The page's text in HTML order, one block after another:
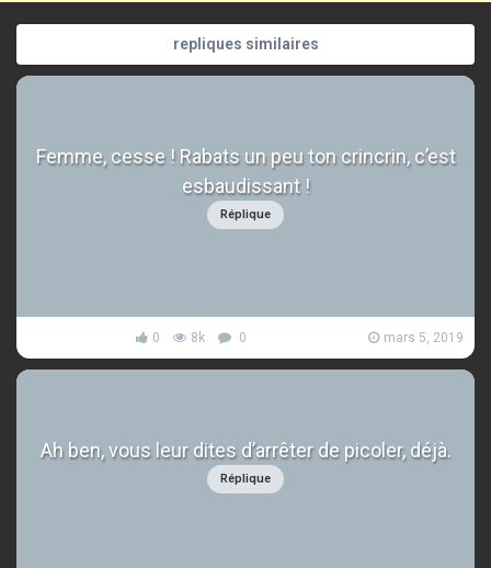
repliques similaires
Femme, cesse ! Rabats un peu ton crincrin, c’est
esbaudissant !
Réplique
0 8k 0 mars 5, 2019
Ah ben, vous leur dites d’arrêter de picoler, déjà.
Réplique